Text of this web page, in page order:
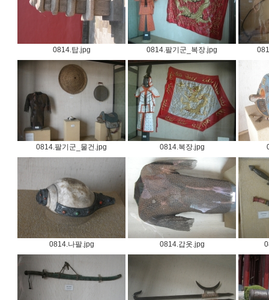
0814.탑.jpg 0814.팔기군_복장.jpg
0814.팔기군_물건.jpg 0814.복장.jpg
0814.나팔.jpg 0814.갑옷.jpg